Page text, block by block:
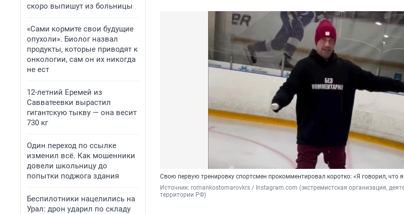
скоро выпишут из больницы
«Сами кормите свои будущие
опухоли». Биолог назвал
продукты, которые приводят к
онкологии, сам он их никогда
не ест
12-летний Еремей из
Савватеевки вырастил
гигантскую тыкву — она весит
730 кг
Один переход по ссылке
изменил всё. Как мошенники
довели школьницу до
попытки поджога здания
Беспилотники нацелились на
Урал: дрон ударил по складу
Свою первую тренировку спортсмен прокомментировал коротко: «Я говорил, что я
Источник: romankostomarovkrs / Instagram.com (экстремистская организация,
территории РФ)